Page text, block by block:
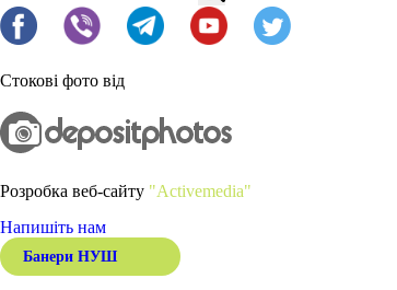
Стокові фото від
Розробка веб-сайту "Activemedia"
Напишіть нам
Банери НУШ